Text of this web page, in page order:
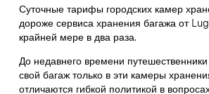
Суточные тарифы городских камер
дороже сервиса хранения багажа от
крайней мере в два раза.
До недавнего времени
свой багаж только в эти камеры
отличаются гибкой политикой в